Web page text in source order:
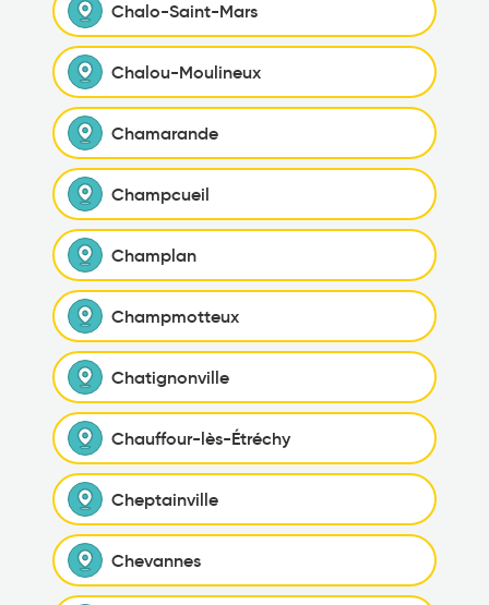
Chalo-Saint-Mars
Chalou-Moulineux
Chamarande
Champcueil
Champlan
Champmotteux
Chatignonville
Chauffour-lès-Étréchy
Cheptainville
Chevannes